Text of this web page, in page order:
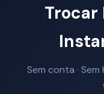
Trocar
Sem conta · Sem